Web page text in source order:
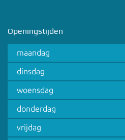
Openingstijden
maandag
dinsdag
woensdag
donderdag
vrijdag